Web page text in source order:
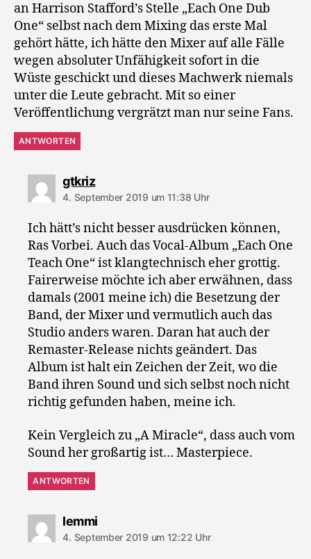
an Harrison Stafford’s Stelle „Each One Dub
One“ selbst nach dem Mixing das erste Mal
gehört hätte, ich hätte den Mixer auf alle Fälle
wegen absoluter Unfähigkeit sofort in die
Wüste geschickt und dieses Machwerk niemals
unter die Leute gebracht. Mit so einer
Veröffentlichung vergrätzt man nur seine Fans.
ANTWORTEN
gtkrizsagt:
4. September 2019 um 11:38 Uhr
Ich hätt’s nicht besser ausdrücken können,
Ras Vorbei. Auch das Vocal-Album „Each One
Teach One“ ist klangtechnisch eher grottig.
Fairerweise möchte ich aber erwähnen, dass
damals (2001 meine ich) die Besetzung der
Band, der Mixer und vermutlich auch das
Studio anders waren. Daran hat auch der
Remaster-Release nichts geändert. Das
Album ist halt ein Zeichen der Zeit, wo die
Band ihren Sound und sich selbst noch nicht
richtig gefunden haben, meine ich.
Kein Vergleich zu „A Miracle“, dass auch vom
Sound her großartig ist… Masterpiece.
ANTWORTEN
lemmisagt:
4. September 2019 um 12:22 Uhr